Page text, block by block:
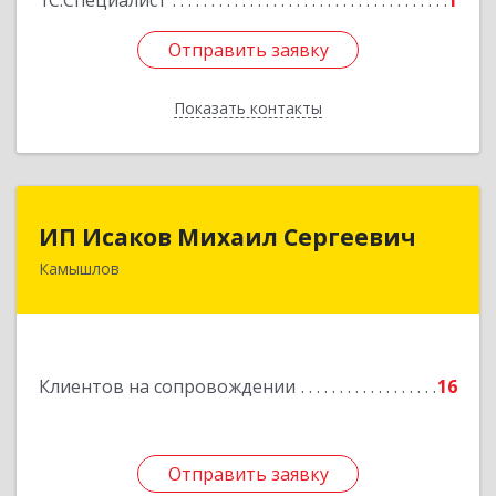
Отправить заявку
Показать контакты
Отправить заявку
Назад
ИП Исаков Михаил Сергеевич
Камышлов
Клиентов на сопровождении 16
Отправить заявку
624860, Свердловская обл, Камышлов г, Ленина
Отправить заявку